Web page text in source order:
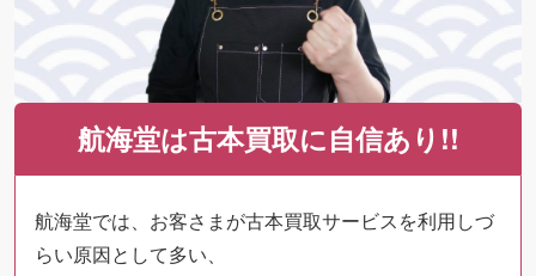
航海堂は古本買取に自信あり!!
航海堂では、お客さまが古本買取サービスを利用しづ
らい原因として多い、